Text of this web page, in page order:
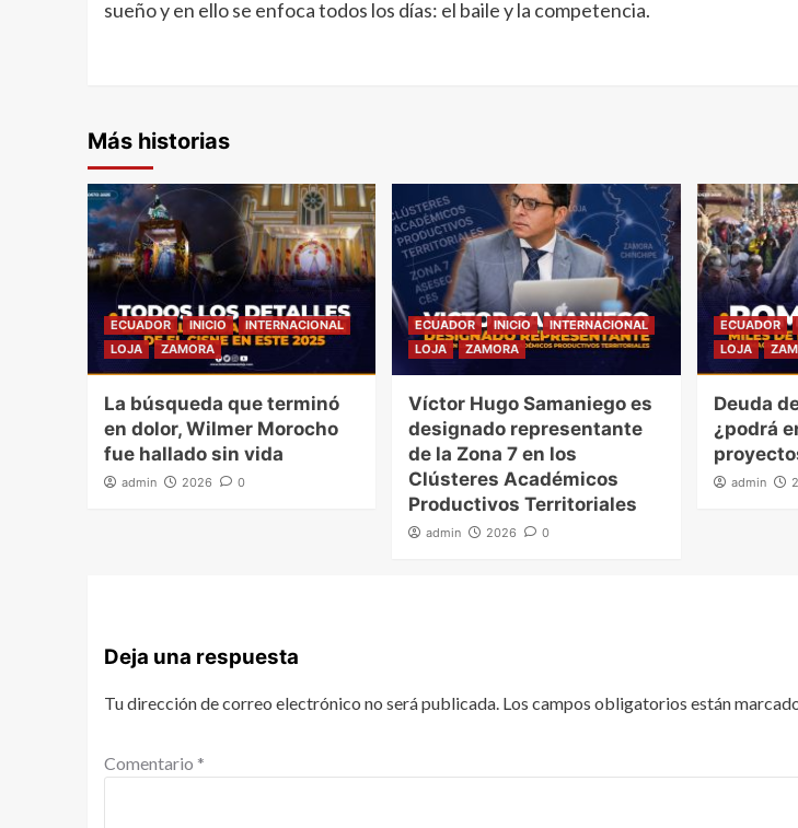
sueño y en ello se enfoca todos los días: el baile y la competencia.
Más historias
ECUADOR INICIO
INTERNACIONAL
LOJA
ZAMORA
La búsqueda que terminó
en dolor, Wilmer Morocho
fue hallado sin vida
admin 2026 0
ECUADOR INICIO
INTERNACIONAL
LOJA
ZAMORA
Víctor Hugo Samaniego es
designado representante
de la Zona 7 en los
Clústeres Académicos
Productivos Territoriales
admin 2026 0
ECUADOR
LOJA
Deuda
¿podrá
admin
Deja una respuesta
Tu dirección de correo electrónico no será publicada. Los campos obligatorios están
Comentario *